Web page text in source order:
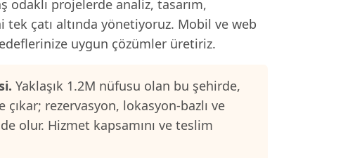
odaklı projelerde analiz, tasarım,
çatı altında yönetiyoruz. Mobil ve web
uygun çözümler üretiriz.
Yaklaşık 1.2M nüfusu olan bu şehirde,
rezervasyon, lokasyon-bazlı ve
olur. Hizmet kapsamını ve teslim